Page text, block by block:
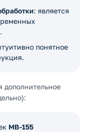
: является
понятное
дополнительное
MB-155